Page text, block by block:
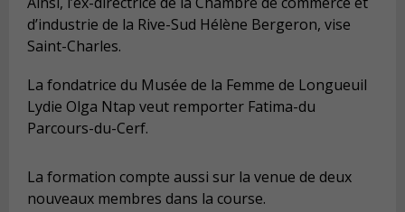
d’industrie de la Rive-Sud Hélène Bergeron, vise
Saint-Charles.
La fondatrice du Musée de la Femme de Longueuil
Lydie Olga Ntap veut remporter Fatima-du
Parcours-du-Cerf.
La formation compte aussi sur la venue de deux
nouveaux membres dans la course.